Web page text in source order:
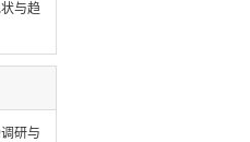
与趋
研与